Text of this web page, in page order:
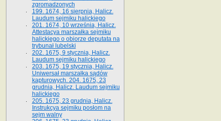
zgromadzonych
199. 1674, 16 sierpnia, Halicz.
Laudum sejmiku halickiego
201. 1674, 10 września, Halicz.
Attestacya marszałka sejmiku
halickiego o obiorze deputata na
trybunał lubelski
202. 1675, 9 stycznia, Halicz.
Laudum sejmiku halickiego
203. 1675, 19 stycznia, Halicz.
Uniwersał marszałka sądów
kapturowych. 204. 1675, 23
grudnia, Halicz. Laudum sejmiku
halickiego
205. 1675, 23 grudnia, Halicz.
Instrukcya sejmiku posłom na
sejm walny